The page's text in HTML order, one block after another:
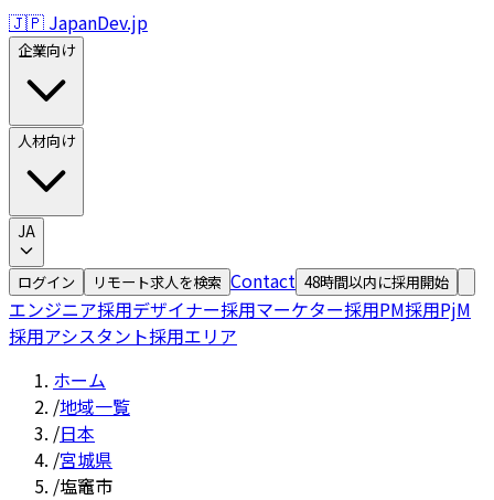
🇯🇵 JapanDev.jp
企業向け
人材向け
JA
ログイン リモート求人を検索 Contact 48時間以内に採用開始
エンジニア採用デザイナー採用マーケター採用PM採用PjM
採用アシスタント採用エリア
ホーム
/地域一覧
/日本
/宮城県
/塩竈市